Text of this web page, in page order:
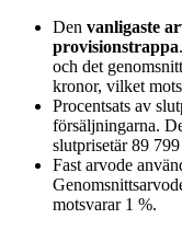
Den vanligaste
provisionstrappa
och det
kronor, vilket
Procentsats av
försäljningarna.
slutprisetär 89 799
Fast arvode
motsvarar 1 %.